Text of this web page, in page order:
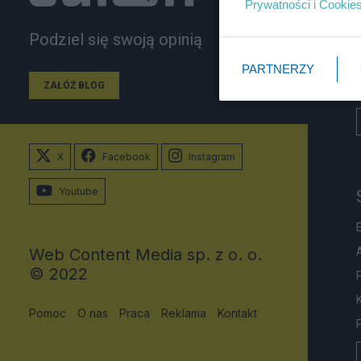
Podziel się swoją opinią
ZAŁÓŻ BLOG
X Facebook Instagram
Youtube
Web Content Media sp. z o. o.
© 2022
Pomoc O nas Praca Reklama Kontakt
Prywatności i Cookies
PARTNERZY